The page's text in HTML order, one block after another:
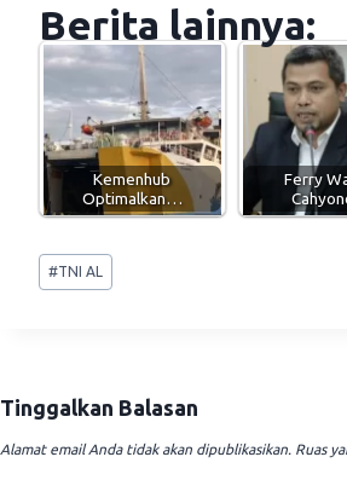
Berita lainnya:
Kemenhub
Optimalkan…
Ferry
Post
Tags:
#TNI AL
Tinggalkan Balasan
Alamat email Anda tidak akan dipublikasikan. Ruas